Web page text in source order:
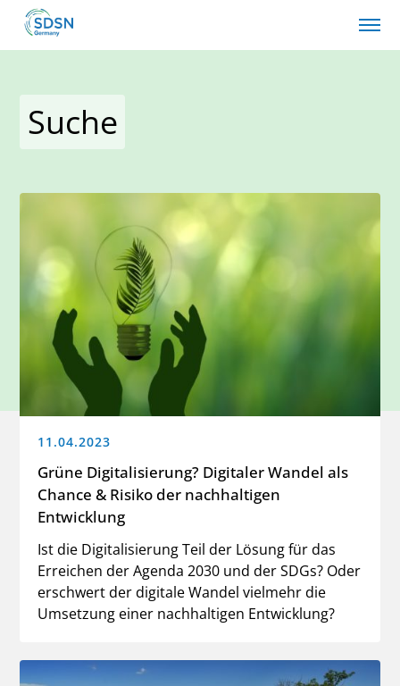
Suche
11.04.2023
Grüne Digitalisierung? Digitaler Wandel als
Chance & Risiko der nachhaltigen
Entwicklung
Ist die Digitalisierung Teil der Lösung für das
Erreichen der Agenda 2030 und der SDGs? Oder
erschwert der digitale Wandel vielmehr die
Umsetzung einer nachhaltigen Entwicklung?